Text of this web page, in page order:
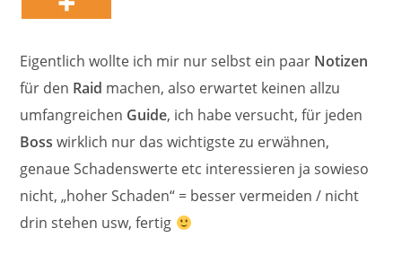
Eigentlich wollte ich mir nur selbst ein paar Notizen
für den Raid machen, also erwartet keinen allzu
umfangreichen Guide, ich habe versucht, für jeden
Boss wirklich nur das wichtigste zu erwähnen,
genaue Schadenswerte etc interessieren ja sowieso
nicht, „hoher Schaden“ = besser vermeiden / nicht
drin stehen usw, fertig